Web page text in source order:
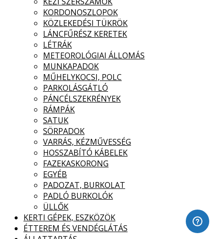
KORDONOSZLOPOK
KÖZLEKEDÉSI TÜKRÖK
LÁNCFŰRÉSZ KERETEK
LÉTRÁK
METEOROLÓGIAI ÁLLOMÁS
MUNKAPADOK
MŰHELYKOCSI, POLC
PARKOLÁSGÁTLÓ
PÁNCÉLSZEKRÉNYEK
RÁMPÁK
SATUK
SÖRPADOK
VARRÁS, KÉZMŰVESSÉG
HOSSZABÍTÓ KÁBELEK
FAZEKASKORONG
EGYÉB
PADOZAT, BURKOLAT
PADLÓ BURKOLÓK
ÜLLŐK
KERTI GÉPEK, ESZKÖZÖK
ÉTTEREM ÉS VENDÉGLÁTÁS